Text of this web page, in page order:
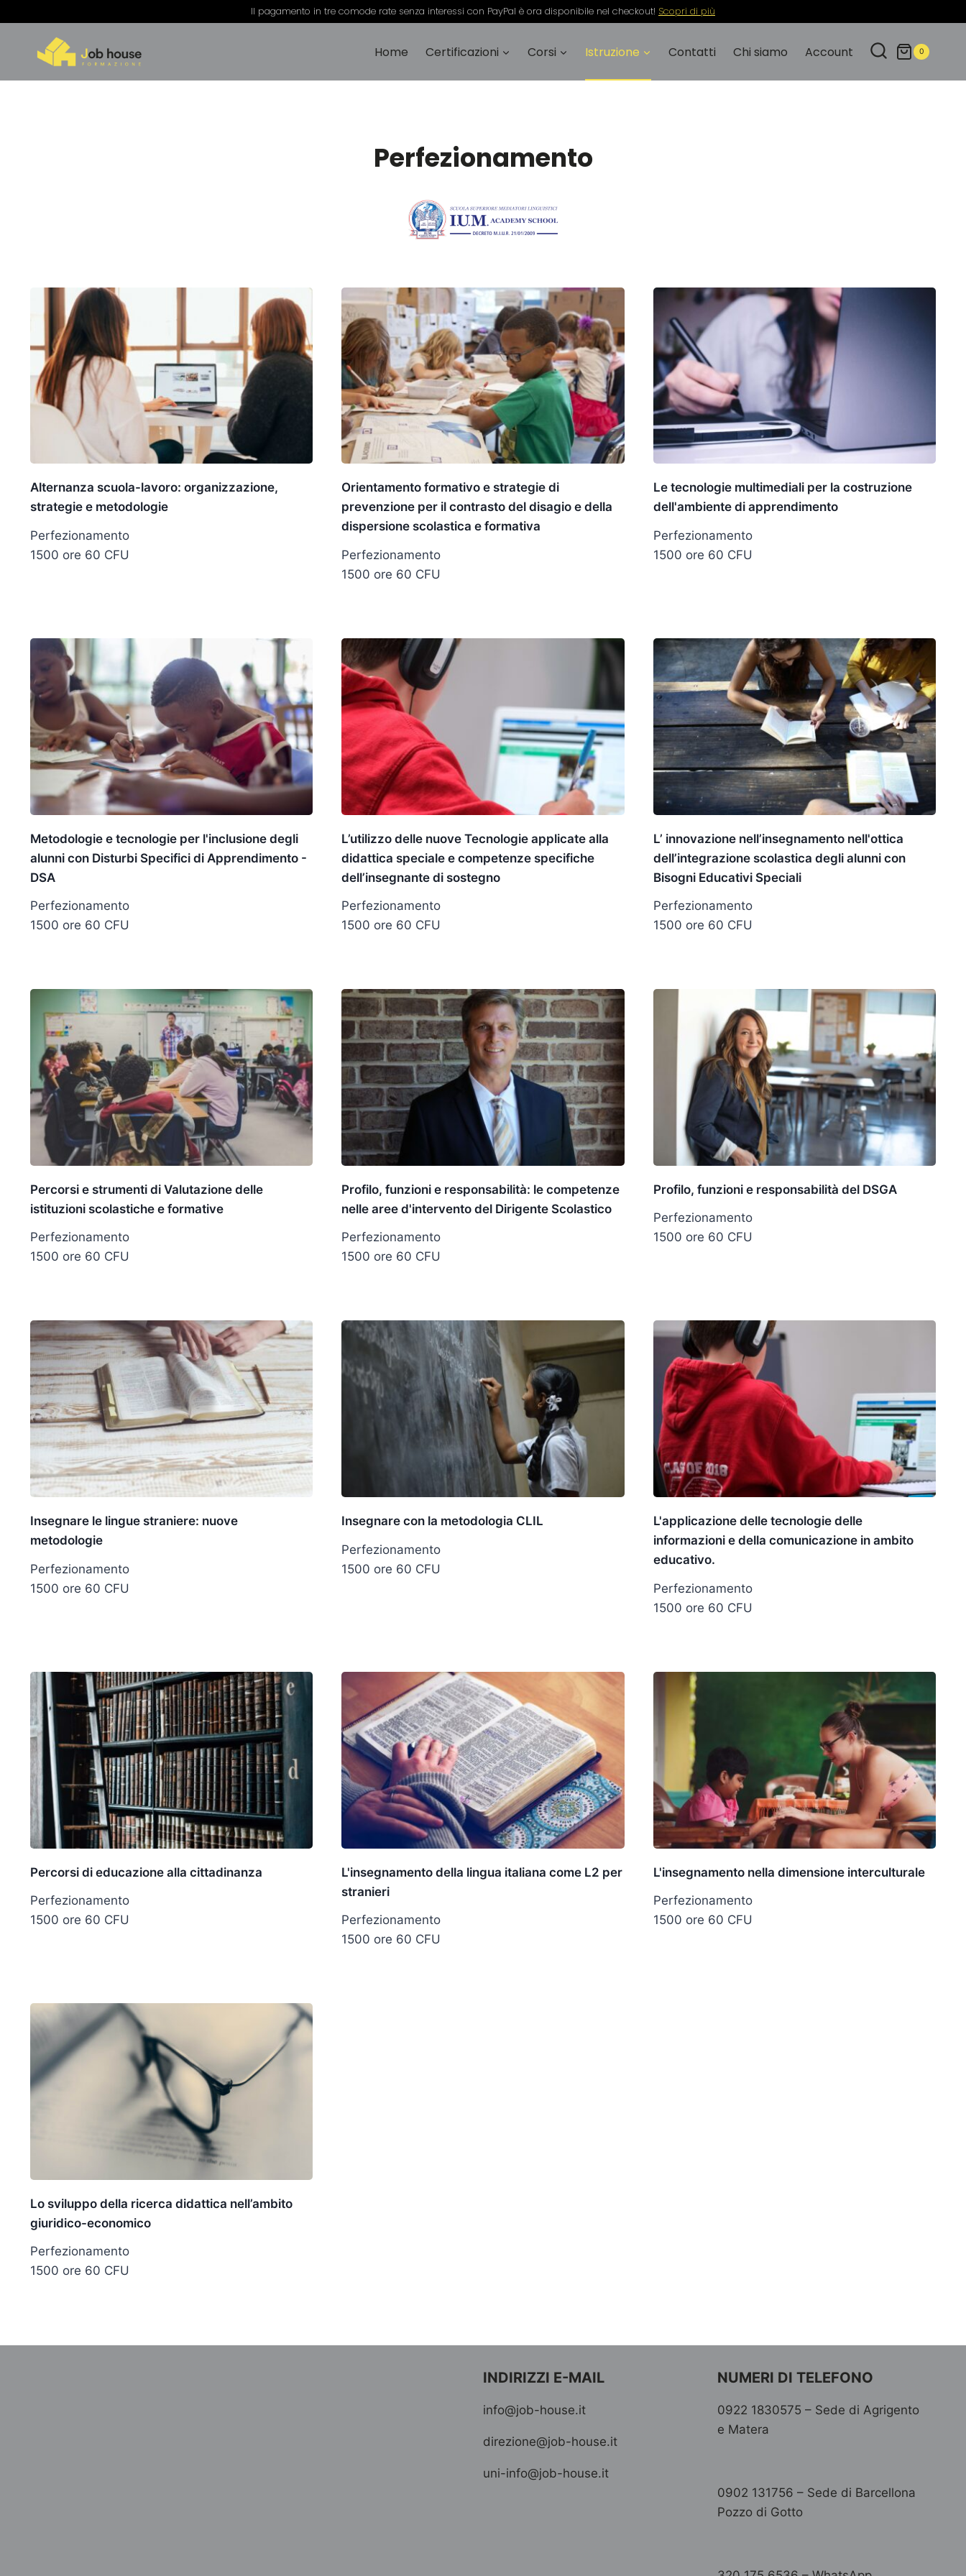
Il pagamento in tre comode rate senza interessi con PayPal è ora disponibile nel checkout! Scopri di più
Home Certificazioni Corsi Istruzione Contatti Chi siamo Account 0
Perfezionamento
Alternanza scuola-lavoro: organizzazione,
strategie e metodologie
Perfezionamento
1500 ore 60 CFU
Orientamento formativo e strategie di
prevenzione per il contrasto del disagio e della
dispersione scolastica e formativa
Perfezionamento
1500 ore 60 CFU
Le tecnologie multimediali per la costruzione
dell'ambiente di apprendimento
Perfezionamento
1500 ore 60 CFU
Metodologie e tecnologie per l'inclusione degli
alunni con Disturbi Specifici di Apprendimento -
DSA
Perfezionamento
1500 ore 60 CFU
L’utilizzo delle nuove Tecnologie applicate alla
didattica speciale e competenze specifiche
dell’insegnante di sostegno
Perfezionamento
1500 ore 60 CFU
L’ innovazione nell’insegnamento nell'ottica
dell’integrazione scolastica degli alunni con
Bisogni Educativi Speciali
Perfezionamento
1500 ore 60 CFU
Percorsi e strumenti di Valutazione delle
istituzioni scolastiche e formative
Perfezionamento
1500 ore 60 CFU
Profilo, funzioni e responsabilità: le competenze
nelle aree d'intervento del Dirigente Scolastico
Perfezionamento
1500 ore 60 CFU
Profilo, funzioni e responsabilità del DSGA
Perfezionamento
1500 ore 60 CFU
Insegnare le lingue straniere: nuove
metodologie
Perfezionamento
1500 ore 60 CFU
Insegnare con la metodologia CLIL
Perfezionamento
1500 ore 60 CFU
L'applicazione delle tecnologie delle
informazioni e della comunicazione in ambito
educativo.
Perfezionamento
1500 ore 60 CFU
Percorsi di educazione alla cittadinanza
Perfezionamento
1500 ore 60 CFU
L'insegnamento della lingua italiana come L2 per
stranieri
Perfezionamento
1500 ore 60 CFU
L'insegnamento nella dimensione interculturale
Perfezionamento
1500 ore 60 CFU
Lo sviluppo della ricerca didattica nell’ambito
giuridico-economico
Perfezionamento
1500 ore 60 CFU
INDIRIZZI E-MAIL
info@job-house.it
direzione@job-house.it
uni-info@job-house.it
NUMERI DI TELEFONO
0922 1830575 – Sede di Agrigento
e Matera
0902 131756 – Sede di Barcellona
Pozzo di Gotto